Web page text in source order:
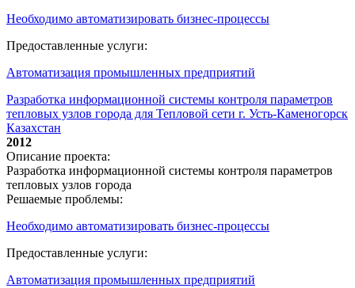
Необходимо автоматизировать бизнес-процессы
Предоставленные услуги:
Автоматизация промышленных предприятий
Разработка информационной системы контроля параметров
тепловых узлов города для Тепловой сети г. Усть-Каменогорск
Казахстан
2012
Описание проекта:
Разработка информационной системы контроля параметров
тепловых узлов города
Решаемые проблемы:
Необходимо автоматизировать бизнес-процессы
Предоставленные услуги:
Автоматизация промышленных предприятий